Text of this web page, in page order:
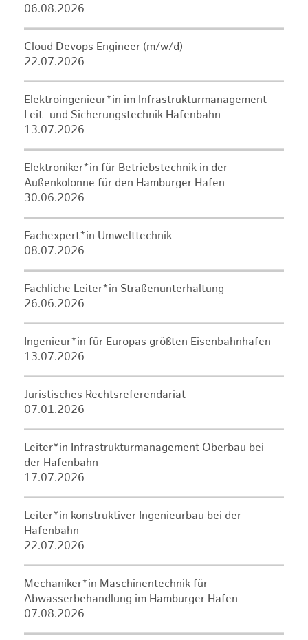
06.08.2026
Cloud Devops Engineer (m/w/d)
22.07.2026
Elektroingenieur*in im Infrastrukturmanagement
Leit- und Sicherungstechnik Hafenbahn
13.07.2026
Elektroniker*in für Betriebstechnik in der
Außenkolonne für den Hamburger Hafen
30.06.2026
Fachexpert*in Umwelttechnik
08.07.2026
Fachliche Leiter*in Straßenunterhaltung
26.06.2026
Ingenieur*in für Europas größten Eisenbahnhafen
13.07.2026
Juristisches Rechtsreferendariat
07.01.2026
Leiter*in Infrastrukturmanagement Oberbau bei
der Hafenbahn
17.07.2026
Leiter*in konstruktiver Ingenieurbau bei der
Hafenbahn
22.07.2026
Mechaniker*in Maschinentechnik für
Abwasserbehandlung im Hamburger Hafen
07.08.2026